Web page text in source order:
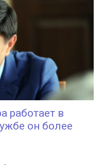
работает в
он более